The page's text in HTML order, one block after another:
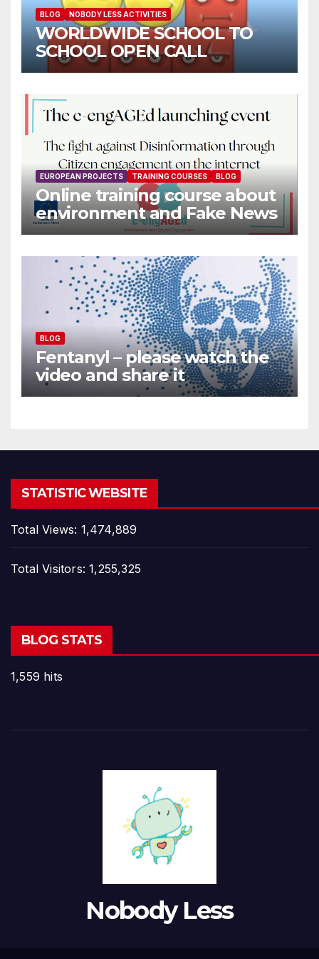
BLOG NOBODY LESS ACTIVITIES
WORLDWIDE SCHOOL TO
SCHOOL OPEN CALL
EUROPEAN PROJECTS TRAINING COURSES BLOG
Online training course about
environment and Fake News
BLOG
Fentanyl – please watch the
video and share it
STATISTIC WEBSITE
Total Views: 1,474,889
Total Visitors:1,255,325
BLOG STATS
1,559 hits
Nobody Less